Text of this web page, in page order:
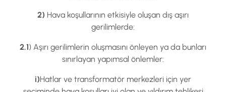
2) Hava koşullarının etkisiyle oluşan dış aşırı
gerilimlerde:
2.1) Aşırı gerilimlerin oluşmasını önleyen ya da bunları
sınırlayan yapımsal önlemler:
i)Hatlar ve transformatör merkezleri için yer